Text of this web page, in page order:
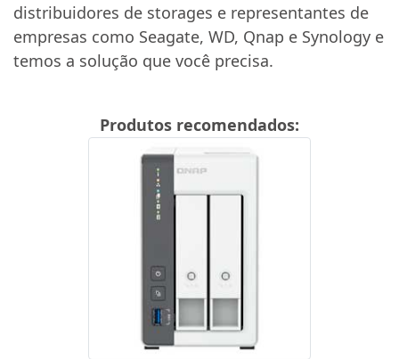
distribuidores de storages e representantes de
empresas como Seagate, WD, Qnap e Synology e
temos a solução que você precisa.
Produtos recomendados: